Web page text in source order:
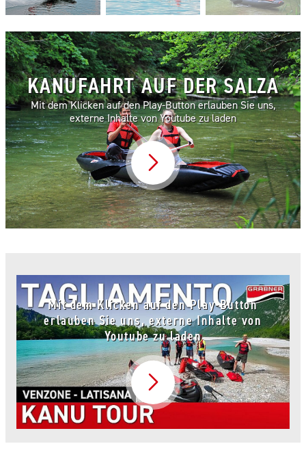
KANUFAHRT AUF DER SALZA
Mit dem Klicken auf den Play-Button erlauben Sie uns,
externe Inhalte von Youtube zu laden
Video abspielen
Mit dem Klicken auf den Play-Button
erlauben Sie uns, externe Inhalte von
Youtube zu laden
Video abspielen